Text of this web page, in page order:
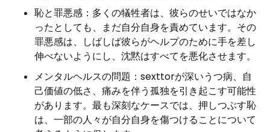
恥と罪悪感：多くの犠牲者は、彼らのせいではなか
ったとしても、まだ自分自身を責めています。その
罪悪感は、しばしば彼らがヘルプのために手を差し
伸べないようにし、沈黙はすべてを悪化させます。
メンタルヘルスの問題：sexttorが深いうつ病、自
己価値の低さ、痛みを伴う孤独を引き起こす可能性
があります。最も深刻なケースでは、押しつぶす恥
は、一部の人々が自分自身を傷つけることについて